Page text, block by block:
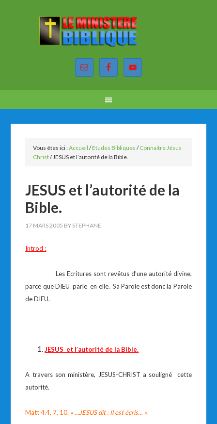
Vous êtes ici :Accueil /Etudes Bibliques /Connaitre Jésus
Christ/JESUS et l’autorité de la Bible.
JESUS et l’autorité de la
Bible.
17 MARS 2005 BY STEPHANE
Introd :
Les Ecritures sont revêtus d’une autorité divine,
parce que DIEU parle en elle. Sa Parole est donc la Parole
de DIEU.
JESUS et l’autorité de la Bible.
A travers son ministère, JESUS-CHRIST a souligné cette
autorité.
Matt 4.4, 7, 10. « …JESUS dit : Il est écris… ».